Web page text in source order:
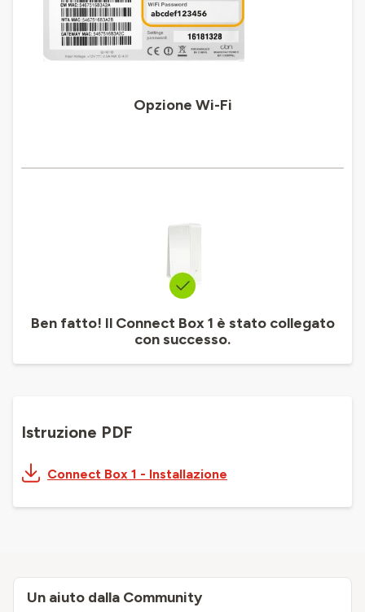
Opzione Wi-Fi
Ben fatto! Il Connect Box 1 è stato collegato
con successo.
Istruzione PDF
Connect Box 1 - Installazione
Un aiuto dalla Community